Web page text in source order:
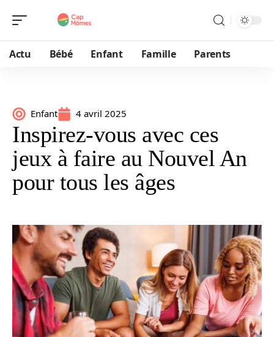
Actu Bébé Enfant Famille Parents
Enfant 4 avril 2025
Inspirez-vous avec ces
jeux à faire au Nouvel An
pour tous les âges